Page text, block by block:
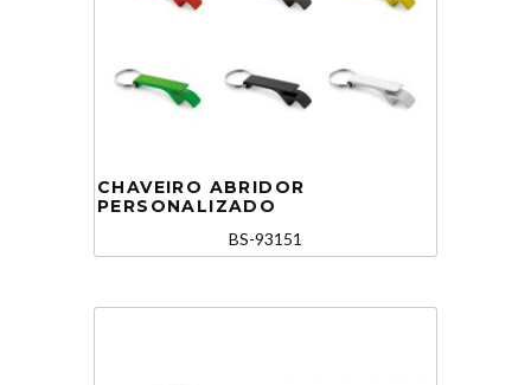
CHAVEIRO ABRIDOR
PERSONALIZADO
BS-93151